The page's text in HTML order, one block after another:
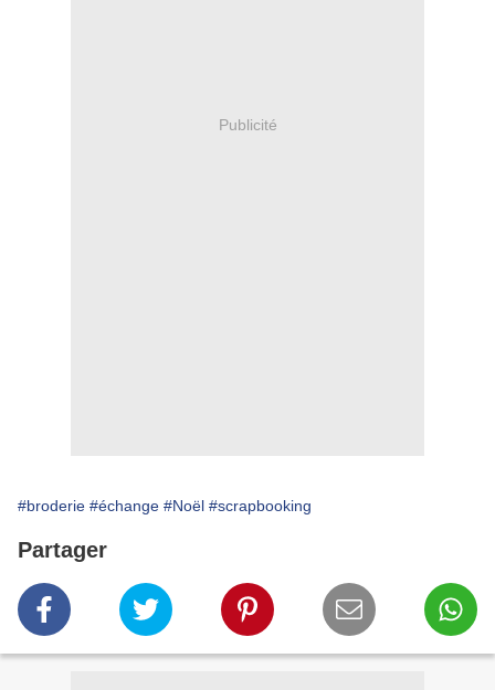
Publicité
#broderie #échange #Noël #scrapbooking
Partager